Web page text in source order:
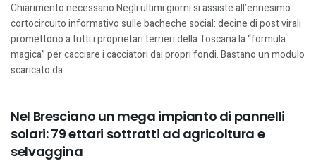
Chiarimento necessario Negli ultimi giorni si assiste all’ennesimo
cortocircuito informativo sulle bacheche social: decine di post virali
promettono a tutti i proprietari terrieri della Toscana la “formula
magica” per cacciare i cacciatori dai propri fondi. Bastano un modulo
scaricato da...
Nel Bresciano un mega impianto di pannelli
solari: 79 ettari sottratti ad agricoltura e
selvaggina